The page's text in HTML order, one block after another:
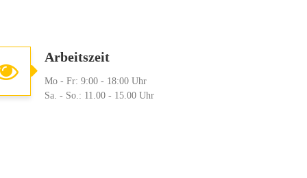
Arbeitszeit
Mo - Fr: 9:00 - 18:00 Uhr
Sa. - So.: 11.00 - 15.00 Uhr